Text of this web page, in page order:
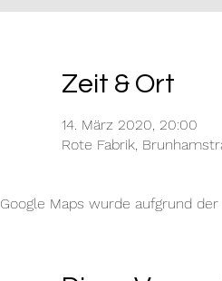
Zeit & Ort
14. März 2020, 20:00
Rote Fabrik,
Google Maps wurde aufgrund